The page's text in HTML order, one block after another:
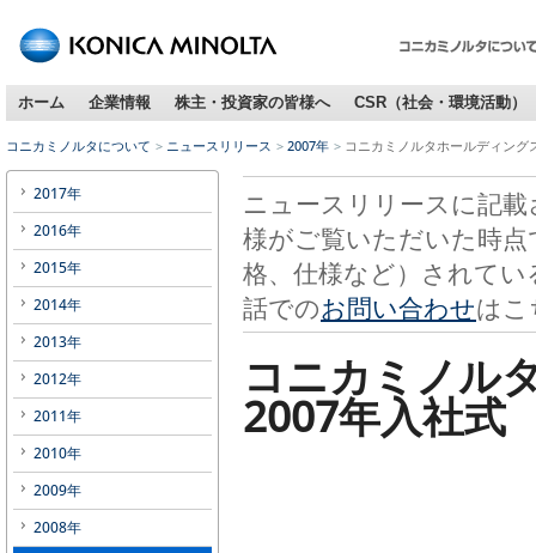
ホーム 企業情報 株主・投資家の皆様へ CSR（社会・環境活動）
コニカミノルタについて ニュースリリース 2007年 コニカミノルタホールディン
ニュースリリースに記
様がご覧いただいた時
格、仕様など）されて
話でのお問い合わせは
コニカミノル
2007年入社
2017年
2016年
2015年
2014年
2013年
2012年
2011年
2010年
2009年
2008年